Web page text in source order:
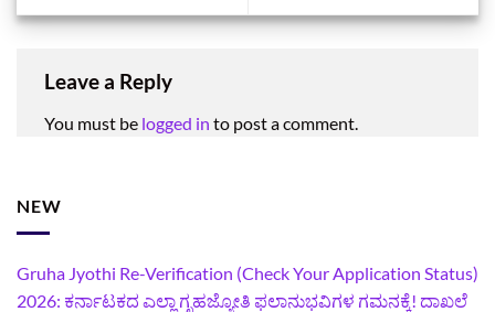
Leave a Reply
You must be logged in to post a comment.
NEW
Gruha Jyothi Re-Verification (Check Your Application Status)
2026: ಕರ್ನಾಟಕದ ಎಲ್ಲಾ ಗೃಹಜ್ಯೋತಿ ಫಲಾನುಭವಿಗಳ ಗಮನಕ್ಕೆ! ದಾಖಲೆ